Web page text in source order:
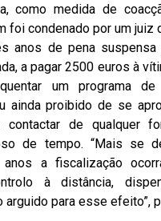
como medida de
foi condenado por um juiz
anos de pena suspensa
a pagar 2500 euros à
um programa
ainda proibido de se
de qualquer
de tempo. “Mais se
a fiscalização
à distância,
arguido para esse efeito”,